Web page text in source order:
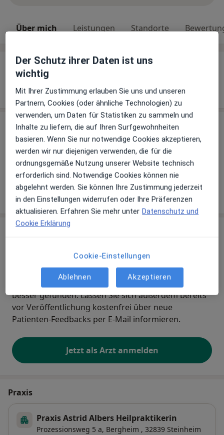
Über mich Leistungen Standorte
Über mich
Weiterbildungen und Tätigkeitsschwerpunkte
Osteopathie
Leistungen & Kosten
Andere Leistungen
Osteopathie
Wie funktioniert die Preisbildung?
Hinterlegen Sie kostenlos ein Portraitbild, Ihre
Sprechzeiten und Leistungen. Dadurch werden Sie
besser gefunden. Lassen Sie sich außerdem bereits
vor Veröffentlichung kostenfrei über neue
Patienten-Feedbacks per E-Mail informieren.
Jetzt als Arzt anmelden
Praxis
Praxis Astrid Albers Heilpraktikerin
Prozessionsweg 5 a, Bergheim , 32839 Steinheim
Der Schutz ihrer Daten ist uns
wichtig
Mit Ihrer Zustimmung erlauben Sie uns und unseren
Partnern, Cookies (oder ähnliche Technologien) zu
verwenden, um Daten für Statistiken zu sammeln und
Inhalte zu liefern, die auf Ihren Surfgewohnheiten
basieren. Wenn Sie nur notwendige Cookies akzeptieren,
werden wir nur diejenigen verwenden, die für die
ordnungsgemäße Nutzung unserer Website technisch
erforderlich sind. Notwendige Cookies können nie
abgelehnt werden. Sie können Ihre Zustimmung jederzeit
in den Einstellungen widerrufen oder Ihre Präferenzen
aktualisieren. Erfahren Sie mehr unter Datenschutz und
Cookie Erklärung
Cookie-Einstellungen
Ablehnen Akzeptieren